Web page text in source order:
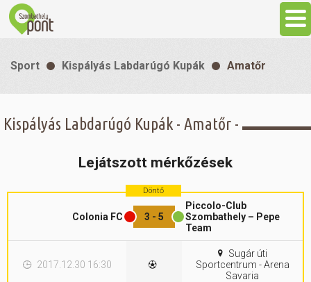
Látnivalók
Sport
Sport Kispályás Labdarúgó Kupák Amatőr
Kispályás Labdarúgó Kupák - Amatőr -
Lejátszott mérkőzések
Colonia FC
Döntő
3 - 5
Piccolo-Club
Szombathely – Pepe
Team
2017.12.30 16:30
Sugár úti
Sportcentrum - Arena
Savaria